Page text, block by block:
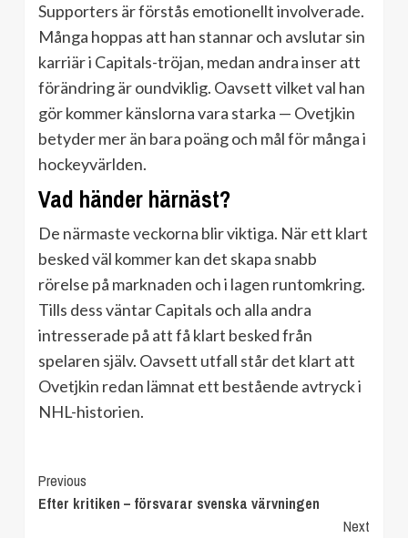
Supporters är förstås emotionellt involverade.
Många hoppas att han stannar och avslutar sin
karriär i Capitals-tröjan, medan andra inser att
förändring är oundviklig. Oavsett vilket val han
gör kommer känslorna vara starka — Ovetjkin
betyder mer än bara poäng och mål för många i
hockeyvärlden.
Vad händer härnäst?
De närmaste veckorna blir viktiga. När ett klart
besked väl kommer kan det skapa snabb
rörelse på marknaden och i lagen runtomkring.
Tills dess väntar Capitals och alla andra
intresserade på att få klart besked från
spelaren själv. Oavsett utfall står det klart att
Ovetjkin redan lämnat ett bestående avtryck i
NHL-historien.
Continue
Reading
Previous
Efter kritiken – försvarar svenska värvningen
Next